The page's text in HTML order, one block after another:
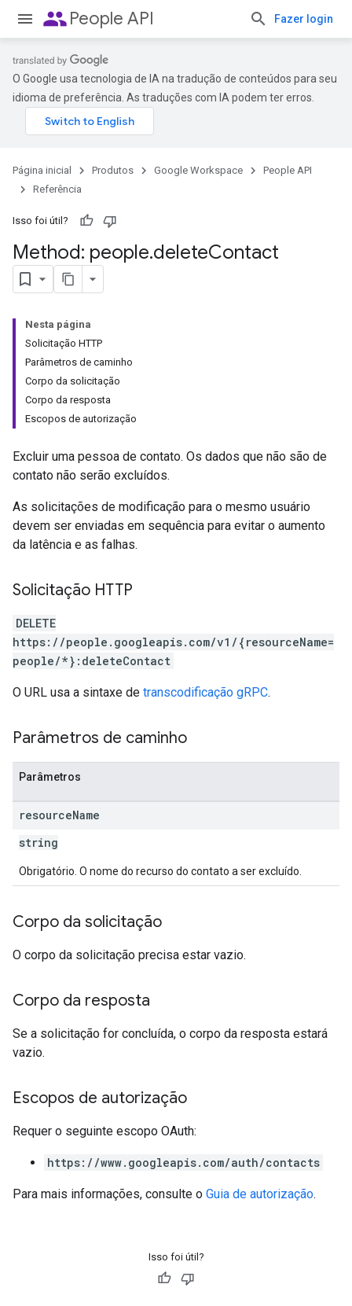
peoplePeople API Fazer login
O Google usa tecnologia de IA na tradução de conteúdos para seu
idioma de preferência. As traduções com IA podem ter erros.
Página inicial Produtos Google Workspace
People API
Referência
Isso foi útil?
Method: people.deleteContact
Nesta página
Solicitação HTTP
Parâmetros de caminho
Corpo da solicitação
Corpo da resposta
Escopos de autorização
Excluir uma pessoa de contato. Os dados que não são de
contato não serão excluídos.
As solicitações de modificação para o mesmo usuário
devem ser enviadas em sequência para evitar o aumento
da latência e as falhas.
Solicitação HTTP
DELETE
https://people.googleapis.com/v1/{resourceName=
people/*}:deleteContact
O URL usa a sintaxe de transcodificação gRPC.
Parâmetros de caminho
Parâmetros
resourceName
string
Obrigatório. O nome do recurso do contato a ser excluído.
Corpo da solicitação
O corpo da solicitação precisa estar vazio.
Corpo da resposta
Se a solicitação for concluída, o corpo da resposta estará
vazio.
Escopos de autorização
Requer o seguinte escopo OAuth:
https://www.googleapis.com/auth/contacts
Para mais informações, consulte o Guia de autorização.
Isso foi útil?